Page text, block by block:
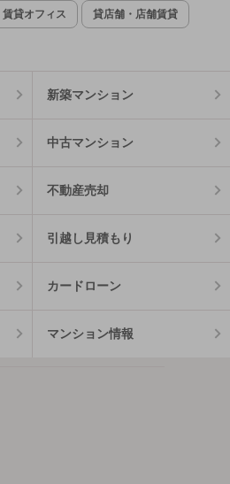
貸オフィス 貸店舗・店舗賃貸
新築マンション
中古マンション
不動産売却
引越し見積もり
カードローン
マンション情報